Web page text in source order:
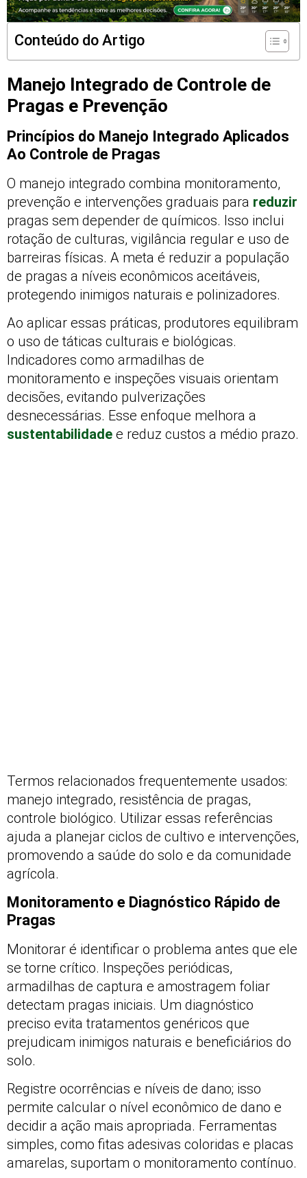
Conteúdo do Artigo
Manejo Integrado de Controle de
Pragas e Prevenção
Princípios do Manejo Integrado Aplicados
Ao Controle de Pragas
O manejo integrado combina monitoramento,
prevenção e intervenções graduais para reduzir
pragas sem depender de químicos. Isso inclui
rotação de culturas, vigilância regular e uso de
barreiras físicas. A meta é reduzir a população
de pragas a níveis econômicos aceitáveis,
protegendo inimigos naturais e polinizadores.
Ao aplicar essas práticas, produtores equilibram
o uso de táticas culturais e biológicas.
Indicadores como armadilhas de
monitoramento e inspeções visuais orientam
decisões, evitando pulverizações
desnecessárias. Esse enfoque melhora a
sustentabilidade e reduz custos a médio prazo.
Termos relacionados frequentemente usados:
manejo integrado, resistência de pragas,
controle biológico. Utilizar essas referências
ajuda a planejar ciclos de cultivo e intervenções,
promovendo a saúde do solo e da comunidade
agrícola.
Monitoramento e Diagnóstico Rápido de
Pragas
Monitorar é identificar o problema antes que ele
se torne crítico. Inspeções periódicas,
armadilhas de captura e amostragem foliar
detectam pragas iniciais. Um diagnóstico
preciso evita tratamentos genéricos que
prejudicam inimigos naturais e beneficiários do
solo.
Registre ocorrências e níveis de dano; isso
permite calcular o nível econômico de dano e
decidir a ação mais apropriada. Ferramentas
simples, como fitas adesivas coloridas e placas
amarelas, suportam o monitoramento contínuo.